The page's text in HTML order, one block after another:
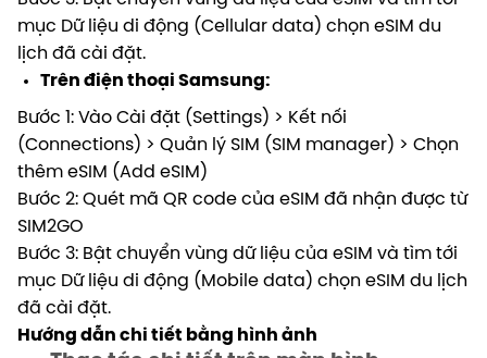
mục Dữ liệu di động (Cellular data) chọn eSIM du
lịch đã cài đặt.
Trên điện thoại Samsung:
Bước 1: Vào Cài đặt (Settings) > Kết nối
(Connections) > Quản lý SIM (SIM manager) > Chọn
thêm eSIM (Add eSIM)
Bước 2: Quét mã QR code của eSIM đã nhận được từ
SIM2GO
Bước 3: Bật chuyển vùng dữ liệu của eSIM và tìm tới
mục Dữ liệu di động (Mobile data) chọn eSIM du lịch
đã cài đặt.
Hướng dẫn chi tiết bằng hình ảnh